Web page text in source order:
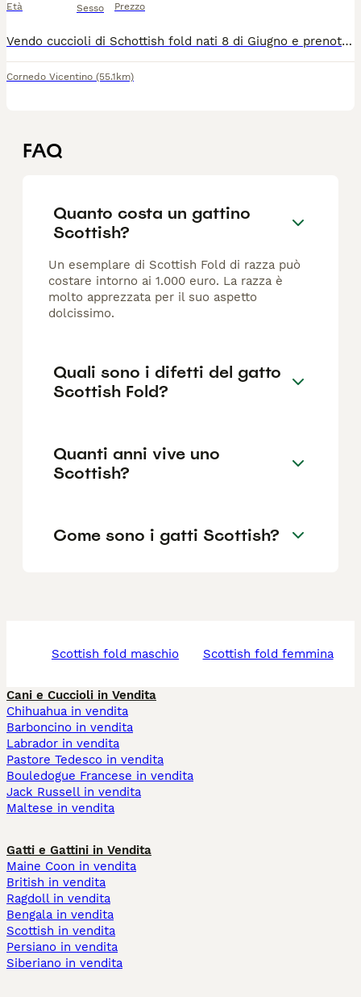
Età Sesso Prezzo
Vendo cuccioli di Schottish fold nati 8 di Giugno e prenotabili da ora disponibili il 10 di Agosto circa
Cornedo Vicentino (55.1km)
FAQ
Quanto costa un gattino
Scottish?
Un esemplare di Scottish Fold di razza può
costare intorno ai 1.000 euro. La razza è
molto apprezzata per il suo aspetto
dolcissimo.
Quali sono i difetti del gatto
Scottish Fold?
Quanti anni vive uno
Scottish?
Come sono i gatti Scottish?
scottish fold maschio scottish fold femmina
Cani e Cuccioli in Vendita
Chihuahua in vendita
Barboncino in vendita
Labrador in vendita
Pastore Tedesco in vendita
Bouledogue Francese in vendita
Jack Russell in vendita
Maltese in vendita
Gatti e Gattini in Vendita
Maine Coon in vendita
British in vendita
Ragdoll in vendita
Bengala in vendita
Scottish in vendita
Persiano in vendita
Siberiano in vendita